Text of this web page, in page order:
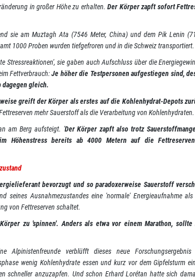
in großer Höhe zu erhalten.Der Körper zapft sofort
sie am Muztagh Ata (7546 Meter, China) und dem Pik Lenin
1000 Proben wurden tiefgefroren und in die Schweiz transportiert.
sie gaben auch Aufschluss über die
Fettverbrauch:Je höher die Testpersonen aufgestiegen sind,
gleich.
greift der Körper als erstes auf die Kohlenhydrat-Depots
mehr Sauerstoff als die Verarbeitung von Kohlenhydraten.
am Berg aufsteigt. 'Der Körper zapft also trotz
Höhenstress bereits ab 4000 Metern auf die
bevorzugt und so paradoxerweise Sauerstoff
seines Ausnahmezustandes eine 'normale' Energieaufnahme
von Fettreserven schaltet.
zu 'spinnen'. Anders als etwa vor einem Marathon,
Alpinistenfreunde verblüfft dieses neue
wenig Kohlenhydrate essen und kurz vor dem Gipfelsturm
schneller anzuzapfen. Und schon Erhard Lorétan hatte sich